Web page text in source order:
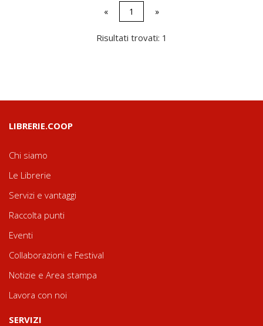
« 1 »
Risultati trovati: 1
LIBRERIE.COOP
Chi siamo
Le Librerie
Servizi e vantaggi
Raccolta punti
Eventi
Collaborazioni e Festival
Notizie e Area stampa
Lavora con noi
SERVIZI